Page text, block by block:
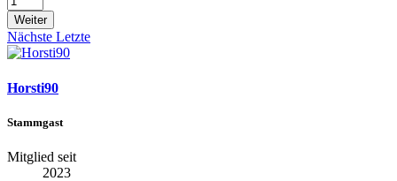
Weiter
Nächste Letzte
Horsti90
Stammgast
Mitglied seit
2023